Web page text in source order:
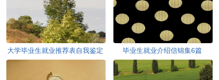
大学毕业生就业推荐表自我鉴定
毕业生就业介绍信锦集6篇